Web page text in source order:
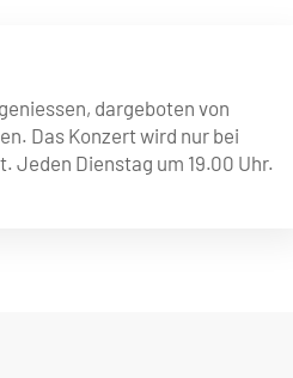
dargeboten von
Das Konzert wird nur bei
Dienstag um 19.00 Uhr.